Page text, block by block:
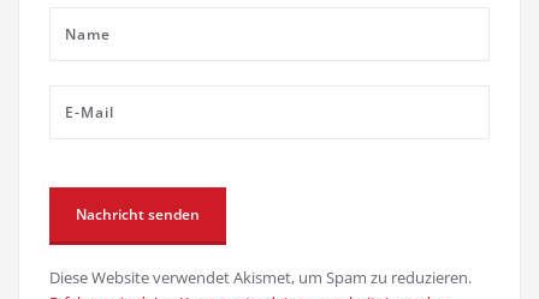
Diese Website verwendet Akismet, um Spam zu reduzieren.